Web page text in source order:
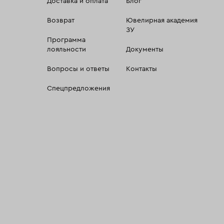
Возврат
Программа
лояльности
Вопросы и ответы
Спецпредложения
Ювелирная академия
ЗУ
Документы
Контакты